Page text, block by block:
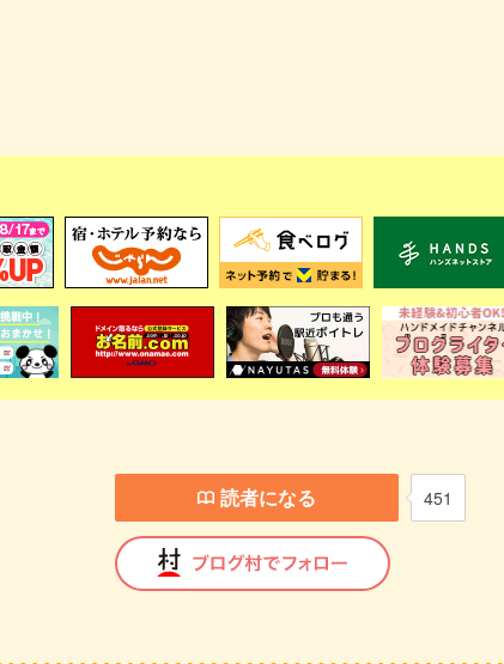
読者になる 451